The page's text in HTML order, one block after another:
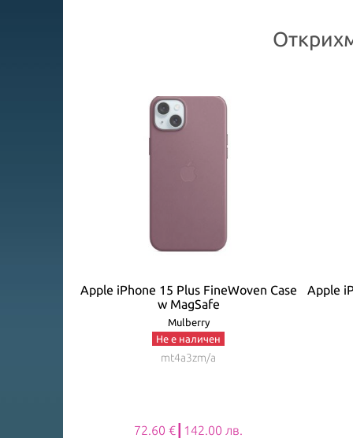
Apple iPhone 15 Plus FineWoven Case
w MagSafe
Mulberry
Не е наличен
mt4a3zm/a
72.60 €┃142.00 лв.
Apple